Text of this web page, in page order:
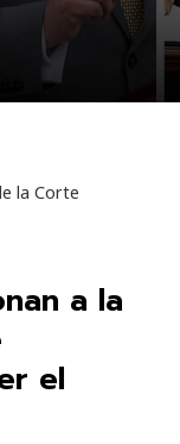
la Corte
a la
el